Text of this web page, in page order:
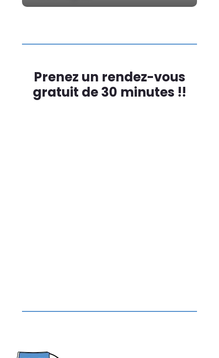
Prenez un rendez-vous
gratuit de 30 minutes !!